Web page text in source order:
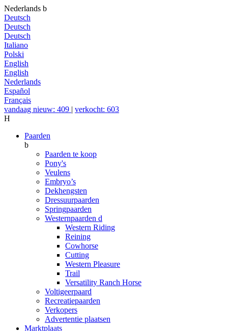
Nederlands b
Deutsch
Deutsch
Deutsch
Italiano
Polski
English
English
Nederlands
Español
Français
vandaag nieuw: 409 | verkocht: 603
H
Paarden
b
Paarden te koop
Pony's
Veulens
Embryo’s
Dekhengsten
Dressuurpaarden
Springpaarden
Westernpaarden d
Western Riding
Reining
Cowhorse
Cutting
Western Pleasure
Trail
Versatility Ranch Horse
Voltigeerpaard
Recreatiepaarden
Verkopers
Advertentie plaatsen
Marktplaats